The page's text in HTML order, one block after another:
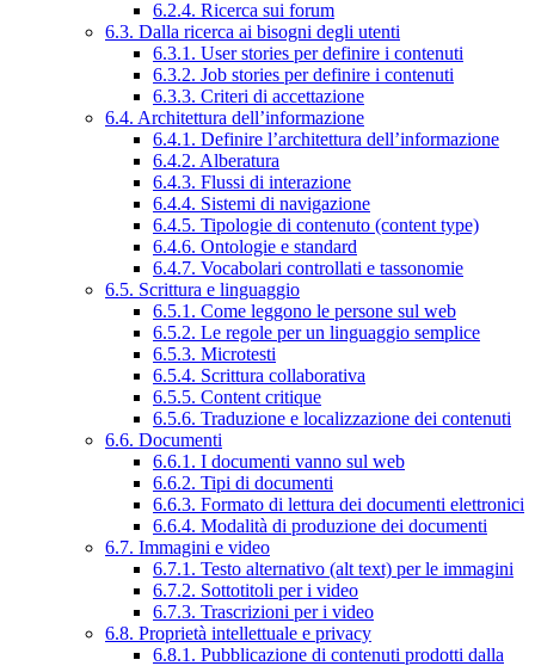
6.2.4. Ricerca sui forum
6.3. Dalla ricerca ai bisogni degli utenti
6.3.1. User stories per definire i contenuti
6.3.2. Job stories per definire i contenuti
6.3.3. Criteri di accettazione
6.4. Architettura dell’informazione
6.4.1. Definire l’architettura dell’informazione
6.4.2. Alberatura
6.4.3. Flussi di interazione
6.4.4. Sistemi di navigazione
6.4.5. Tipologie di contenuto (content type)
6.4.6. Ontologie e standard
6.4.7. Vocabolari controllati e tassonomie
6.5. Scrittura e linguaggio
6.5.1. Come leggono le persone sul web
6.5.2. Le regole per un linguaggio semplice
6.5.3. Microtesti
6.5.4. Scrittura collaborativa
6.5.5. Content critique
6.5.6. Traduzione e localizzazione dei contenuti
6.6. Documenti
6.6.1. I documenti vanno sul web
6.6.2. Tipi di documenti
6.6.3. Formato di lettura dei documenti elettronici
6.6.4. Modalità di produzione dei documenti
6.7. Immagini e video
6.7.1. Testo alternativo (alt text) per le immagini
6.7.2. Sottotitoli per i video
6.7.3. Trascrizioni per i video
6.8. Proprietà intellettuale e privacy
6.8.1. Pubblicazione di contenuti prodotti dalla